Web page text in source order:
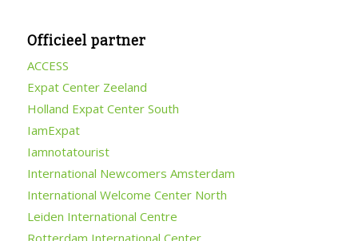
Officieel partner
ACCESS
Expat Center Zeeland
Holland Expat Center South
IamExpat
Iamnotatourist
International Newcomers Amsterdam
International Welcome Center North
Leiden International Centre